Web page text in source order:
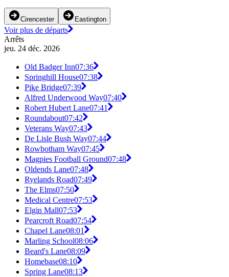
Cirencester Eastington
Voir plus de départs
Arrêts
jeu. 24 déc. 2026
Old Badger Inn07:36
Springhill House07:38
Pike Bridge07:39
Alfred Underwood Way07:40
Robert Hubert Lane07:41
Roundabout07:42
Veterans Way07:43
De Lisle Bush Way07:44
Rowbotham Way07:45
Magpies Football Ground07:48
Oldends Lane07:48
Ryelands Road07:49
The Elms07:50
Medical Centre07:53
Elgin Mall07:53
Pearcroft Road07:54
Chapel Lane08:01
Marling School08:06
Beard's Lane08:09
Homebase08:10
Spring Lane08:13